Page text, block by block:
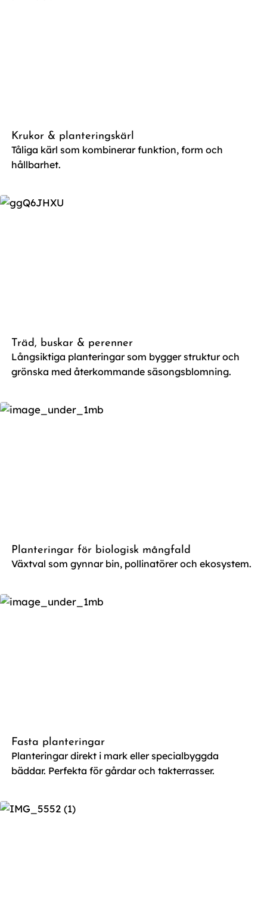
Krukor & planteringskärl
Tåliga kärl som kombinerar funktion, form och
hållbarhet.
Träd, buskar & perenner
Långsiktiga planteringar som bygger struktur och
grönska med återkommande säsongsblomning.
Planteringar för biologisk mångfald
Växtval som gynnar bin, pollinatörer och ekosystem.
Fasta planteringar
Planteringar direkt i mark eller specialbyggda
bäddar. Perfekta för gårdar och takterrasser.